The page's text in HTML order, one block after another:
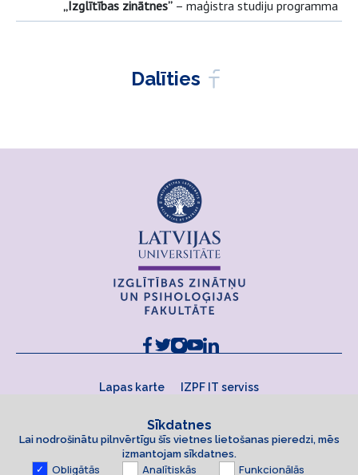
„Izglītības zinātnes” – maģistra studiju programma
Dalīties
Lapas karte IZPF IT serviss
Sīkdatnes
Lai nodrošinātu pilnvērtīgu šīs vietnes lietošanas pieredzi, mēs
izmantojam sīkdatnes.
Obligātās Analītiskās Funkcionālās